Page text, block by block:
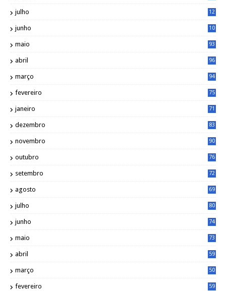
julho
12
junho
10
maio 93
abril 96
março 94
fevereiro 75
janeiro 71
dezembro 83
novembro 90
outubro 76
setembro 72
agosto 69
julho 80
junho 74
maio 73
abril 59
março 50
fevereiro 59